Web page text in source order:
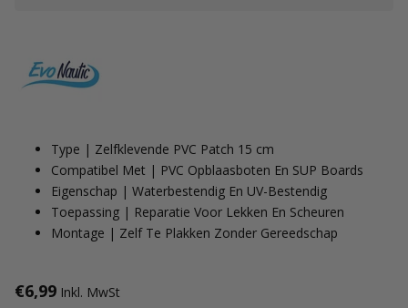
Type | Zelfklevende PVC Patch 15 cm
Compatibel Met | PVC Opblaasboten En SUP Boards
Eigenschap | Waterbestendig En UV-Bestendig
Toepassing | Reparatie Voor Lekken En Scheuren
Montage | Zelf Te Plakken Zonder Gereedschap
€6,99 Inkl. MwSt